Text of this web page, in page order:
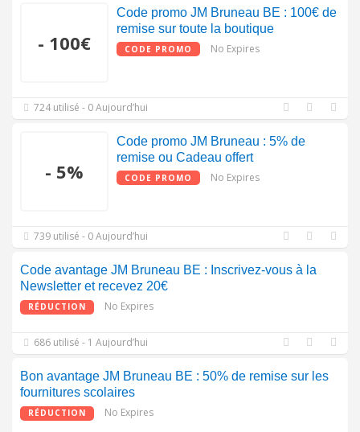
- 100€
Code promo JM Bruneau BE : 100€ de
remise sur toute la boutique
CODE PROMO No Expires
724 utilisé - 0 Aujourd’hui
- 5%
Code promo JM Bruneau : 5% de
remise ou Cadeau offert
CODE PROMO No Expires
739 utilisé - 0 Aujourd’hui
Code avantage JM Bruneau BE : Inscrivez-vous à la
Newsletter et recevez 20€
RÉDUCTION No Expires
686 utilisé - 1 Aujourd’hui
Bon avantage JM Bruneau BE : 50% de remise sur les
fournitures scolaires
RÉDUCTION No Expires